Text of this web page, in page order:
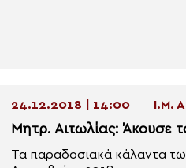
24.12.2018 | 14:00 Ι.Μ.
Μητρ. Αιτωλίας: Άκουσε
Τα παραδοσιακά κάλαντα